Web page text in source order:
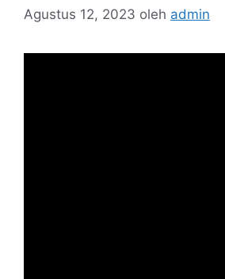
Agustus 12, 2023 oleh admin